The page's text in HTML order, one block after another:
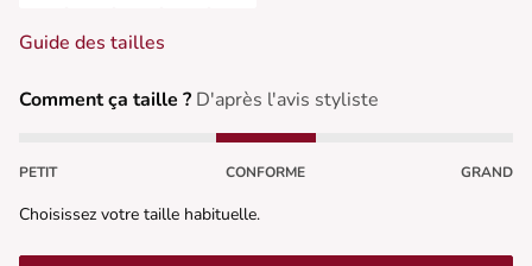
Guide des tailles
Comment ça taille ? D'après l'avis styliste
PETIT CONFORME GRAND
Choisissez votre taille habituelle.